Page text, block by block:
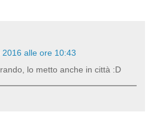
2016 alle ore 10:43
lo metto anche in città :D